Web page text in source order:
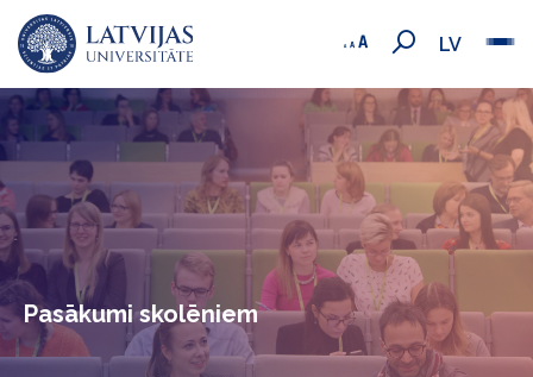
LV
Pasākumi skolēniem